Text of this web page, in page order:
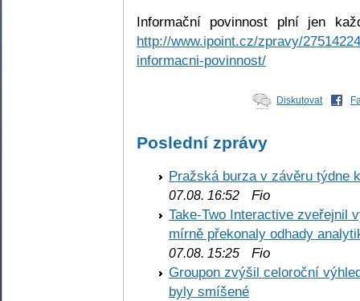
Informační povinnost plní jen
http://www.ipoint.cz/zpravy/
informacni-povinnost/
Diskutovat
Poslední zprávy
Pražská burza v závěru týdne
07.08. 16:52 Fio
Take-Two Interactive zveřejnil
mírně překonaly odhady
07.08. 15:25 Fio
Groupon zvýšil celoroční
byly smíšené